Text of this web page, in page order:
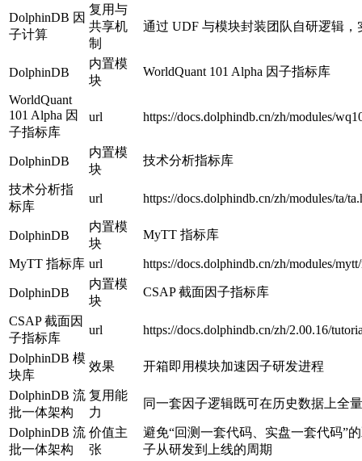
DolphinDB 因
子计算
复用与
共享机
制
通过 UDF 与模块封装团队自研逻辑
DolphinDB
内置模
块
WorldQuant 101 Alpha 因子指标库
WorldQuant
101 Alpha 因
子指标库
url https://docs.dolphindb.cn/zh/modules/
DolphinDB
内置模
块
技术分析指标库
技术分析指
标库
url https://docs.dolphindb.cn/zh/modules/ta/
DolphinDB
内置模
块
MyTT 指标库
MyTT 指标库 url https://docs.dolphindb.cn/zh/modules/
DolphinDB
内置模
块
CSAP 截面因子指标库
CSAP 截面因
子指标库
url https://docs.dolphindb.cn/zh/2.00.16/
DolphinDB 模
块库
效果 开箱即用模块加速因子研发进程
DolphinDB 流
批一体架构
复用能
力
同一套因子逻辑既可在历史数据上全
DolphinDB 流
批一体架构
价值主
张
避免“回测一套代码、实盘一套代码”
子从研发到上线的周期